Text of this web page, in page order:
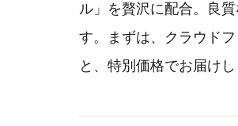
ル」を贅沢に配合。良
す。まずは、クラウド
と、特別価格でお届けし